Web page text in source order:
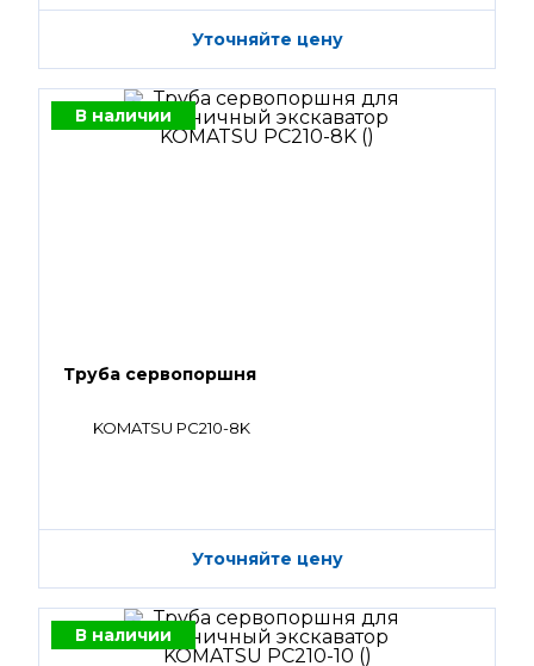
Уточняйте цену
В наличии
Труба сервопоршня
KOMATSU PC210-8K
Уточняйте цену
В наличии